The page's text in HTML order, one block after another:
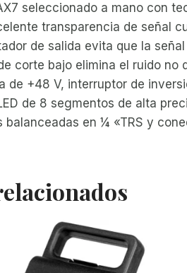
seleccionado a mano con
transparencia de señal
de salida evita que la
corte bajo elimina el ruido no
de +48 V, interruptor de
de 8 segmentos de alta
balanceadas en ¼ «TRS y